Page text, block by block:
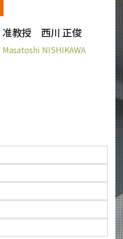
准教授 西川 正俊
Masatoshi NISHIKAWA